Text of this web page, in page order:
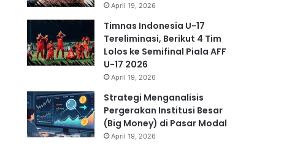
April 19, 2026
Timnas Indonesia U-17
Tereliminasi, Berikut 4 Tim
Lolos ke Semifinal Piala AFF
U-17 2026
April 19, 2026
Strategi Menganalisis
Pergerakan Institusi Besar
(Big Money) di Pasar Modal
April 19, 2026